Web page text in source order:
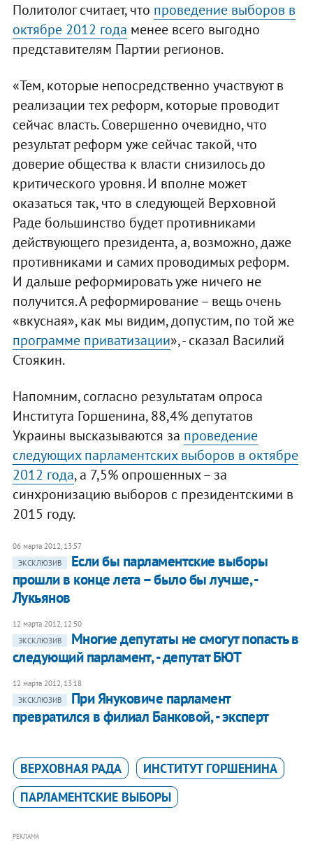
Политолог считает, что проведение выборов в
октябре 2012 года менее всего выгодно
представителям Партии регионов.
«Тем, которые непосредственно участвуют в
реализации тех реформ, которые проводит
сейчас власть. Совершенно очевидно, что
результат реформ уже сейчас такой, что
доверие общества к власти снизилось до
критического уровня. И вполне может
оказаться так, что в следующей Верховной
Раде большинство будет противниками
действующего президента, а, возможно, даже
противниками и самих проводимых реформ.
И дальше реформировать уже ничего не
получится. А реформирование – вещь очень
«вкусная», как мы видим, допустим, по той же
программе приватизации», - сказал Василий
Стоякин.
Напомним, согласно результатам опроса
Института Горшенина, 88,4% депутатов
Украины высказываются за проведение
следующих парламентских выборов в октябре
2012 года, а 7,5% опрошенных – за
синхронизацию выборов с президентскими в
2015 году.
06 марта 2012, 13:57
ЭКСКЛЮЗИВ
Если бы парламентские выборы
прошли в конце лета – было бы лучше, -
Лукьянов
12 марта 2012, 12:50
ЭКСКЛЮЗИВ
Многие депутаты не смогут попасть в
следующий парламент, - депутат БЮТ
12 марта 2012, 13:18
ЭКСКЛЮЗИВ
При Януковиче парламент
превратился в филиал Банковой, - эксперт
ВЕРХОВНАЯ РАДА
ИНСТИТУТ ГОРШЕНИНА
ПАРЛАМЕНТСКИЕ ВЫБОРЫ
РЕКЛАМА